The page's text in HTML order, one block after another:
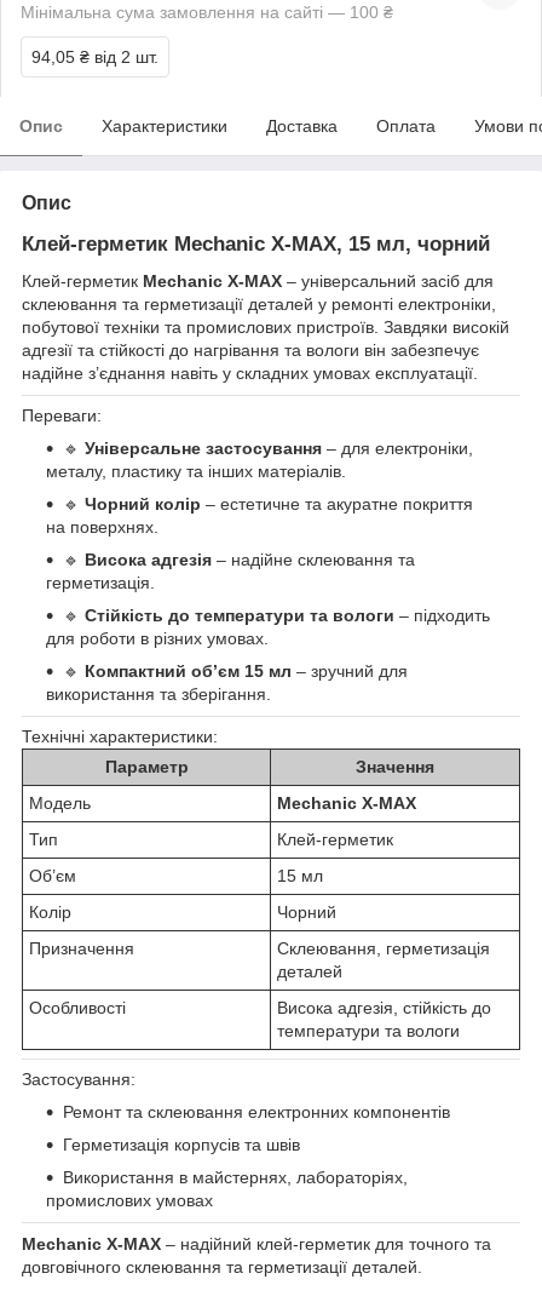
Мінімальна сума замовлення на сайті — 100 ₴
94,05 ₴ від 2 шт.
Опис Характеристики Доставка Оплата Умови
Опис
Клей-герметик Mechanic X-MAX, 15 мл, чорний
Клей-герметик Mechanic X-MAX – універсальний засіб для
склеювання та герметизації деталей у ремонті електроніки,
побутової техніки та промислових пристроїв. Завдяки високій
адгезії та стійкості до нагрівання та вологи він забезпечує
надійне з’єднання навіть у складних умовах експлуатації.
Переваги:
🔹 Універсальне застосування – для електроніки,
металу, пластику та інших матеріалів.
🔹 Чорний колір – естетичне та акуратне покриття
на поверхнях.
🔹 Висока адгезія – надійне склеювання та
герметизація.
🔹 Стійкість до температури та вологи – підходить
для роботи в різних умовах.
🔹 Компактний об’єм 15 мл – зручний для
використання та зберігання.
Технічні характеристики:
Параметр
Значення
Модель
Mechanic X-MAX
Тип
Клей-герметик
Об’єм
15 мл
Колір
Чорний
Призначення
Склеювання, герметизація
деталей
Особливості
Висока адгезія, стійкість до
температури та вологи
Застосування:
Ремонт та склеювання електронних компонентів
Герметизація корпусів та швів
Використання в майстернях, лабораторіях,
промислових умовах
Mechanic X-MAX – надійний клей-герметик для точного та
довговічного склеювання та герметизації деталей.